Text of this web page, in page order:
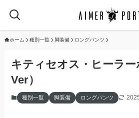
ホーム 種別一覧 脚装備 ロングパンツ
キティセオス・ヒーラ
Ver）
種別一覧 脚装備 ロングパンツ